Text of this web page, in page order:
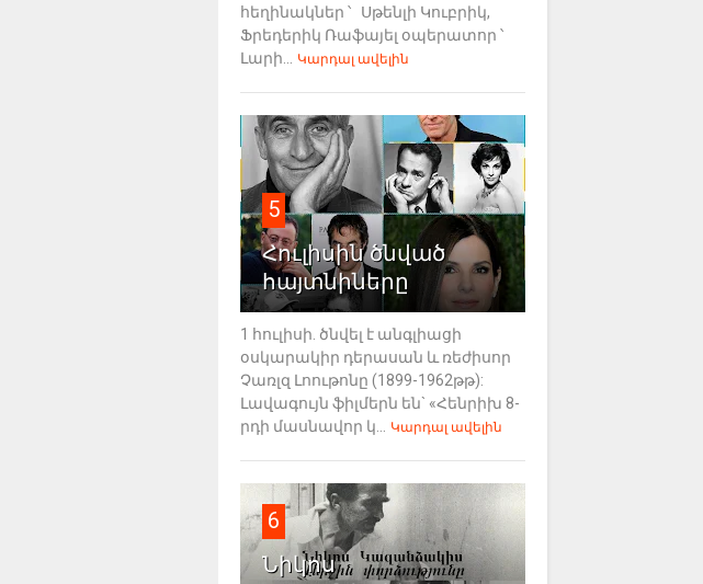
հեղինակներ ՝ Սթենլի Կուբրիկ,
Ֆրեդերիկ Ռաֆայել օպերատոր ՝
Լարի...
Կարդալ ավելին
5
Հուլիսին ծնված
հայտնիները
1 հուլիսի. ծնվել է անգլիացի
օսկարակիր դերասան և ռեժիսոր
Չառլզ Լոութոնը (1899-1962թթ):
Լավագույն ֆիլմերն են` «Հենրիխ 8-
րդի մասնավոր կ...
Կարդալ ավելին
6
Նիկոս